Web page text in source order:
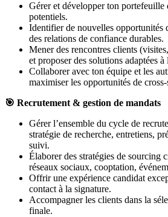
Gérer et développer ton portefeuille
potentiels.
Identifier de nouvelles opportunités
des relations de confiance durables.
Mener des rencontres clients
et proposer des solutions adaptées à
Collaborer avec ton équipe et les
maximiser les opportunités de
🎯 Recrutement & gestion de mandats
Gérer l’ensemble du cycle de
stratégie de recherche, entretiens,
suivi.
Élaborer des stratégies de sourcing
réseaux sociaux, cooptation,
Offrir une expérience candidat
contact à la signature.
Accompagner les clients dans la
finale.